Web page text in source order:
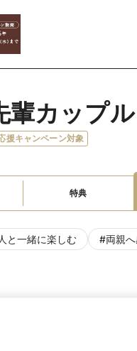
輩カップ
援キャンペーン対象
特典
と一緒に楽しむ #両親